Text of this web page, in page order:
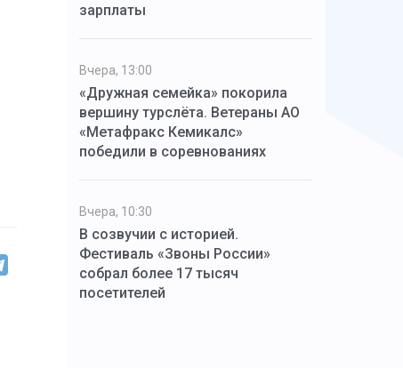
зарплаты
Вчера, 13:00
«Дружная семейка» покорила
вершину турслёта. Ветераны АО
«Метафракс Кемикалс»
победили в соревнованиях
Вчера, 10:30
В созвучии с историей.
Фестиваль «Звоны России»
собрал более 17 тысяч
посетителей